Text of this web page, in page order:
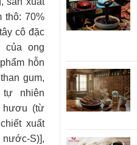
thô: 70%
cô đặc
của ong
hỗn
gum,
tự nhiên
hươu (từ
xuất
nước-S)],
nhỏ x 3 hộp